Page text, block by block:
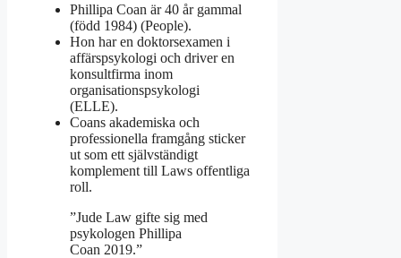
Phillipa Coan är 40 år gammal
(född 1984) (People).
Hon har en doktorsexamen i
affärspsykologi och driver en
konsultfirma inom
organisationspsykologi
(ELLE).
Coans akademiska och
professionella framgång sticker
ut som ett självständigt
komplement till Laws offentliga
roll.
”Jude Law gifte sig med
psykologen Phillipa
Coan 2019.”